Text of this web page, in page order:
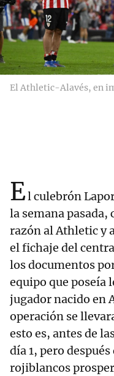
El Athletic-Alavés, en
El culebrón
la semana pasada,
razón al Athletic y
el fichaje del
los documentos
equipo que poseía
jugador nacido en
operación se
esto es, antes de
día 1, pero
rojiblancos